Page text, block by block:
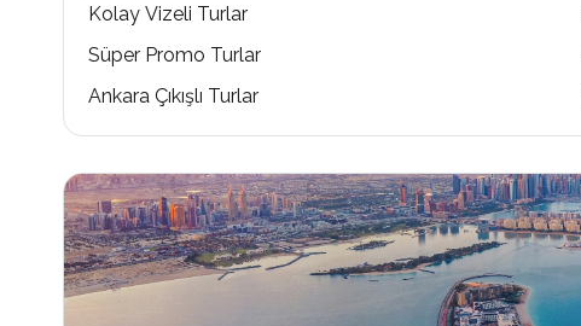
Kolay Vizeli Turlar
Süper Promo Turlar
Ankara Çıkışlı Turlar